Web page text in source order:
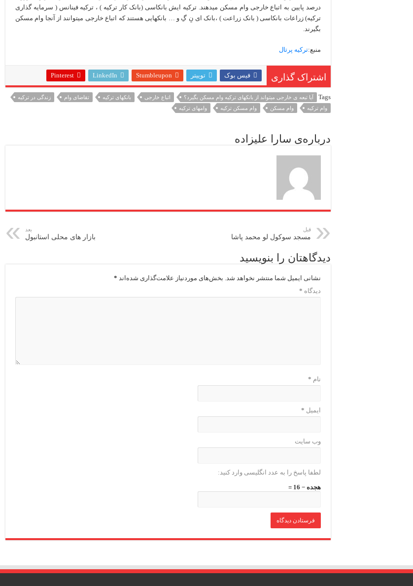
درصد پایین به اتباع خارجی وام مسکن میدهند. ترکیه ایش بانکاسی (بانک کار ترکیه ) ، ترکیه فینانس ( سرمایه گذاری
ترکیه) زراعات بانکاسی ( بانک زراعت ) ،بانک ای نِ گِ و … بانکهایی هستند که اتباع خارجی میتوانند از آنجا وام مسکن
بگیرند.
منبع:ترکیه پرتال
اشتراک گذاری فیس بوک توییتر Stumbleupon
LinkedIn
Pinterest
Tags آیا تبعه ی خارجی میتواند از بانکهای ترکیه وام مسکن بگیرد؟ اتباع خارجی بانکهای ترکیه تقاضای وام
زندگی در ترکیه
وام ترکیه
وام مسکن وام مسکن ترکیه وامهای ترکیه
درباره‌ی سارا علیزاده
قبل
مسجد سوکول لو محمد پاشا
بعد
بازار های محلی استانبول
دیدگاهتان را بنویسید
نشانی ایمیل شما منتشر نخواهد شد. بخش‌های موردنیاز علامت‌گذاری شده‌اند *
دیدگاه *
نام *
ایمیل *
وب‌ سایت
لطفا پاسخ را به عدد انگلیسی وارد کنید:
هجده − 16 =